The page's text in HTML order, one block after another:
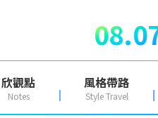
欣觀點
Notes
風格帶路
Style Travel